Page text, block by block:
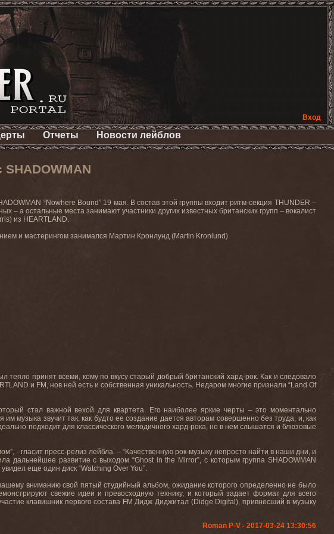
Вход
Отчеты Новости лейблов
“Nowhere Bound” 19 мая. В состав этой группы входит ритм-секция THUNDER –
– а остальные места занимают участники других известных британских групп – вокалист
) из HEARTLAND.
и мастерингом занимался Мартин Кронлунд (Martin Kronlund).
тепло принят всеми, кому по вкусу старый добрый британский хард-рок. Как и следовало
и FM , нов ней есть и собственная уникальность. Недаром многие признали “Land Of
стал важной вехой для квартета. Его наиболее яркие черты – это моментально
музыка звучит так, как будто ее создание дается авторам совершенно без труда, и, как
подходит для классического мелодичного хард-рока, но в нем слышатся и блюзовые
- гласит пресс-релиз лейбла. – “Качественную рок-музыку непросто найти в наши дни, и
дальнейшее развитие с выходом “Ghost in the Mirror”, с которым группаSHADOWMAN
еще один диск “Watching Over You”.
вниманию свой пятый студийный альбом, ожидание которого определенно не было
свежие идеи и превосходную технику, и который задает формат для всего
клавишник первого состава FM Дидж Диджитал (Didge Digital), привнесший в музыку
Roman P-V - 2017-03-24 13:30:56